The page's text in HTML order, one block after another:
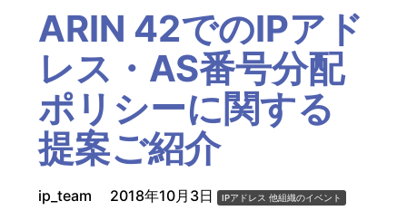
ARIN 42でのIPアド
レス・AS番号分配
ポリシーに関する
提案ご紹介
ip_team 2018年10月3日 IPアドレス 他組織のイベント